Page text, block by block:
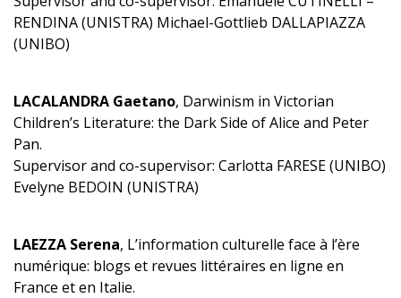
RENDINA (UNISTRA) Michael-Gottlieb DALLAPIAZZA
(UNIBO)
LACALANDRA Gaetano, Darwinism in Victorian
Children’s Literature: the Dark Side of Alice and Peter
Pan.
Supervisor and co-supervisor: Carlotta FARESE (UNIBO)
Evelyne BEDOIN (UNISTRA)
LAEZZA Serena, L’information culturelle face à l’ère
numérique: blogs et revues littéraires en ligne en
France et en Italie.